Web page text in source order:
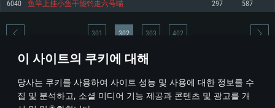
이 사이트의 쿠키에 대해
당사는 쿠키를 사용하여 사이트 성능 및 사용에 대한 정보를 수
집 및 분석하고, 소셜 미디어 기능 제공과 콘텐츠 및 광고를 개
570 혹은 그 이상
여유 저장 공간: 62.2 GB (전체 클라이언트)
네트워크: 브로드밴드 인터넷
여유 저장 공간: 62.2 GB (전체 클라이언트)
그래픽 카드: Vulkan 을 지원하고, 최신 그래픽 드라이버를 지원하는 NVIDIA
1060 (6개월 미만) 혹은 그와 동급의 성능을 가지며 최신 그래픽 드라이버를
지원하는 AMD RX 570 (6개월 미만; 최소사양 지원 해상도 720p) 이상
여유 저장 공간: 62.2 GB (전체 클라이언트)
6040 鱼竿上挂小鱼干能钓走六号喵 297 587
* 순위표는 매일 1회 갱신됩니다
301 302 303 402